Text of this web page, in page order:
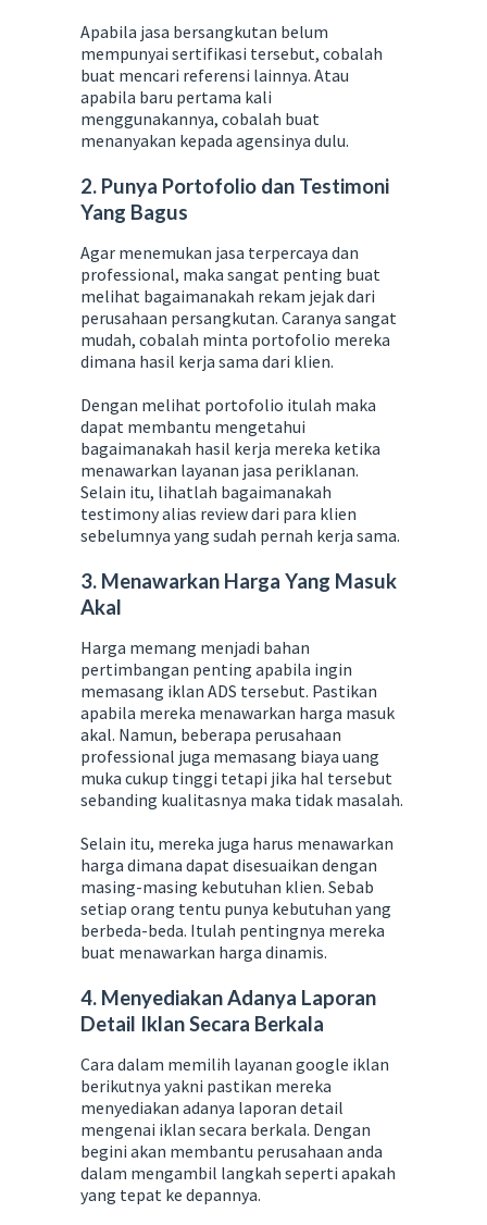
Apabila jasa bersangkutan belum
mempunyai sertifikasi tersebut, cobalah
buat mencari referensi lainnya. Atau
apabila baru pertama kali
menggunakannya, cobalah buat
menanyakan kepada agensinya dulu.
2. Punya Portofolio dan Testimoni
Yang Bagus
Agar menemukan jasa terpercaya dan
professional, maka sangat penting buat
melihat bagaimanakah rekam jejak dari
perusahaan persangkutan. Caranya sangat
mudah, cobalah minta portofolio mereka
dimana hasil kerja sama dari klien.
Dengan melihat portofolio itulah maka
dapat membantu mengetahui
bagaimanakah hasil kerja mereka ketika
menawarkan layanan jasa periklanan.
Selain itu, lihatlah bagaimanakah
testimony alias review dari para klien
sebelumnya yang sudah pernah kerja sama.
3. Menawarkan Harga Yang Masuk
Akal
Harga memang menjadi bahan
pertimbangan penting apabila ingin
memasang iklan ADS tersebut. Pastikan
apabila mereka menawarkan harga masuk
akal. Namun, beberapa perusahaan
professional juga memasang biaya uang
muka cukup tinggi tetapi jika hal tersebut
sebanding kualitasnya maka tidak masalah.
Selain itu, mereka juga harus menawarkan
harga dimana dapat disesuaikan dengan
masing-masing kebutuhan klien. Sebab
setiap orang tentu punya kebutuhan yang
berbeda-beda. Itulah pentingnya mereka
buat menawarkan harga dinamis.
4. Menyediakan Adanya Laporan
Detail Iklan Secara Berkala
Cara dalam memilih layanan google iklan
berikutnya yakni pastikan mereka
menyediakan adanya laporan detail
mengenai iklan secara berkala. Dengan
begini akan membantu perusahaan anda
dalam mengambil langkah seperti apakah
yang tepat ke depannya.